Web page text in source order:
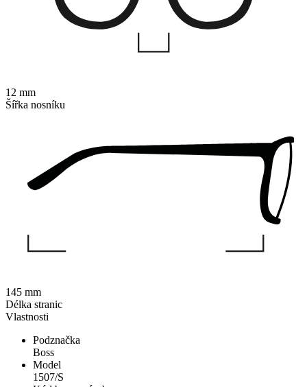
Vlastnosti
Podznačka
Boss
Model
1507/S
12 mm
Šířka nosníku
145 mm
Délka stranic